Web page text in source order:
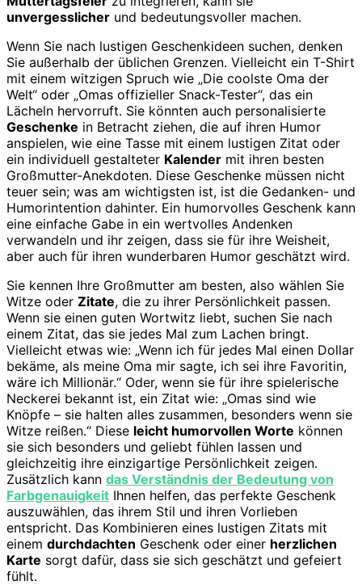
unvergesslicher und bedeutungsvoller machen.
Wenn Sie nach lustigen Geschenkideen suchen, denken
Sie außerhalb der üblichen Grenzen. Vielleicht ein T-Shirt
mit einem witzigen Spruch wie „Die coolste Oma der
Welt“ oder „Omas offizieller Snack-Tester“, das ein
Lächeln hervorruft. Sie könnten auch personalisierte
Geschenke in Betracht ziehen, die auf ihren Humor
anspielen, wie eine Tasse mit einem lustigen Zitat oder
ein individuell gestalteter Kalender mit ihren besten
Großmutter-Anekdoten. Diese Geschenke müssen nicht
teuer sein; was am wichtigsten ist, ist die Gedanken- und
Humorintention dahinter. Ein humorvolles Geschenk kann
eine einfache Gabe in ein wertvolles Andenken
verwandeln und ihr zeigen, dass sie für ihre Weisheit,
aber auch für ihren wunderbaren Humor geschätzt wird.
Sie kennen Ihre Großmutter am besten, also wählen Sie
Witze oder Zitate, die zu ihrer Persönlichkeit passen.
Wenn sie einen guten Wortwitz liebt, suchen Sie nach
einem Zitat, das sie jedes Mal zum Lachen bringt.
Vielleicht etwas wie: „Wenn ich für jedes Mal einen Dollar
bekäme, als meine Oma mir sagte, ich sei ihre Favoritin,
wäre ich Millionär.“ Oder, wenn sie für ihre spielerische
Neckerei bekannt ist, ein Zitat wie: „Omas sind wie
Knöpfe – sie halten alles zusammen, besonders wenn sie
Witze reißen.“ Diese leicht humorvollen Worte können
sie sich besonders und geliebt fühlen lassen und
gleichzeitig ihre einzigartige Persönlichkeit zeigen.
Zusätzlich kann das Verständnis der Bedeutung von
Farbgenauigkeit Ihnen helfen, das perfekte Geschenk
auszuwählen, das ihrem Stil und ihren Vorlieben
entspricht. Das Kombinieren eines lustigen Zitats mit
einem durchdachten Geschenk oder einer herzlichen
Karte sorgt dafür, dass sie sich geschätzt und gefeiert
fühlt.